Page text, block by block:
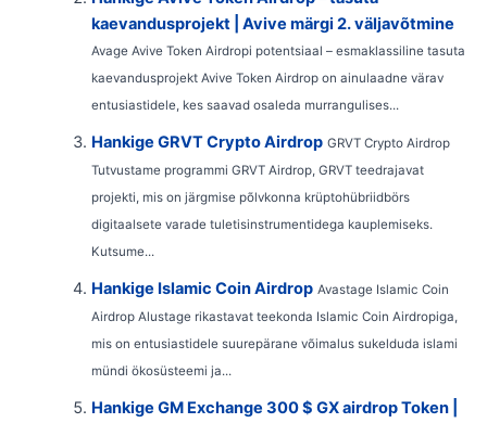
kaevandusprojekt | Avive märgi 2. väljavõtmine
Avage Avive Token Airdropi potentsiaal – esmaklassiline tasuta
kaevandusprojekt Avive Token Airdrop on ainulaadne värav
entusiastidele, kes saavad osaleda murrangulises...
Hankige GRVT Crypto Airdrop GRVT Crypto Airdrop
Tutvustame programmi GRVT Airdrop, GRVT teedrajavat
projekti, mis on järgmise põlvkonna krüptohübriidbörs
digitaalsete varade tuletisinstrumentidega kauplemiseks.
Kutsume...
Hankige Islamic Coin Airdrop Avastage Islamic Coin
Airdrop Alustage rikastavat teekonda Islamic Coin Airdropiga,
mis on entusiastidele suurepärane võimalus sukelduda islami
mündi ökosüsteemi ja...
Hankige GM Exchange 300 $ GX airdrop Token |